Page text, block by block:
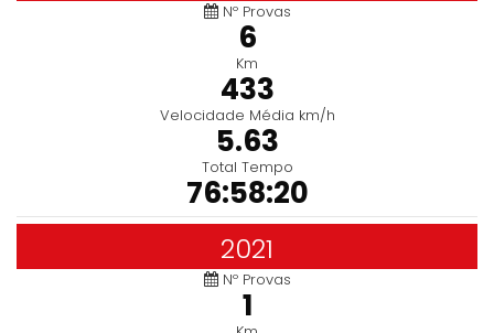
Nº Provas
6
Km
433
Velocidade Média km/h
5.63
Total Tempo
76:58:20
2021
Nº Provas
1